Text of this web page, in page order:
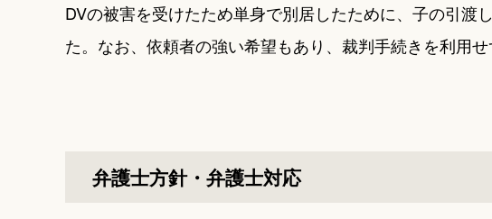
DVの被害を受けたため単身で別居したために、子の引渡
た。なお、依頼者の強い希望もあり、裁判手続きを利用
弁護士方針・弁護士対応